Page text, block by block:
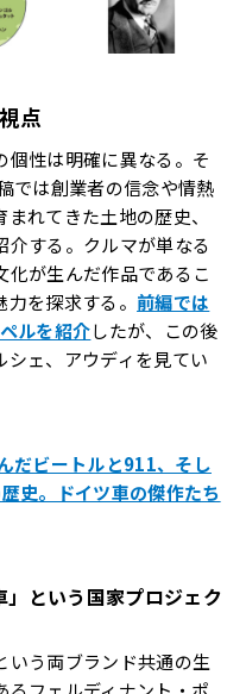
点
個性は明確に異なる。そ
では創業者の信念や情熱
れてきた土地の歴史、
介する。クルマが単なる
化が生んだ作品であるこ
を探求する。 前編では
ルを紹介したが、この後
ェ、アウディを見てい
だビートルと911、そし
史。ドイツ車の傑作たち
という国家プロジェク
いう両ブランド共通の生